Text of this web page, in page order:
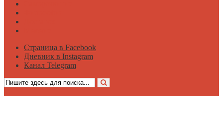
Страница в Facebook
Дневник в Instagram
Канал Telegram